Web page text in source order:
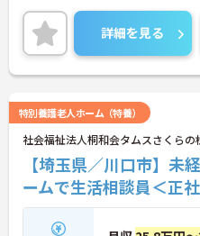
者やご家族、関係機関など、ど
ミュニケーションをとれる方を
ご興味のある方には、面接対策
に詳細をご案内しますのでお気
い！
詳細を見る
特別養護老人ホーム（特養）
社会福祉法人桐和会タムスさくらの
【埼玉県／川口市】
ームで生活相談員＜正